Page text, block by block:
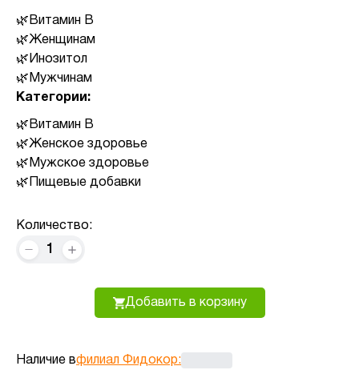
Витамин B
Женщинам
Инозитол
Мужчинам
Категории:
Витамин B
Женское здоровье
Мужское здоровье
Пищевые добавки
Количество:
1
Добавить в корзину
Наличие вфилиал Фидокор: